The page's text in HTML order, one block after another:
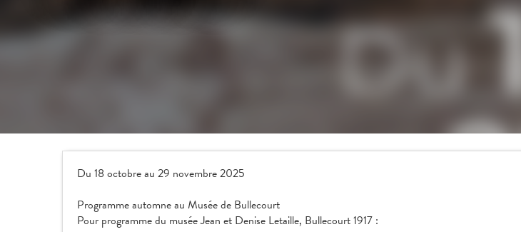
Du 18 octobre au 29 novembre 2025
Programme automne au Musée de Bullecourt
Pour programme du musée Jean et Denise Letaille, Bullecourt 1917 :